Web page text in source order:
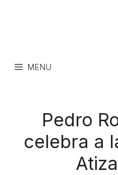
MENU
Pedro
celebra a